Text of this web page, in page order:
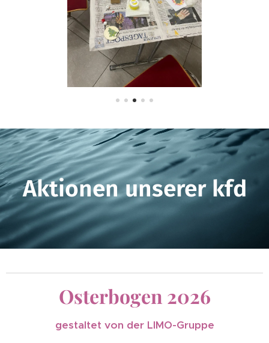
Aktionen unserer kfd
Osterbogen 2026
gestaltet von der LIMO-Gruppe